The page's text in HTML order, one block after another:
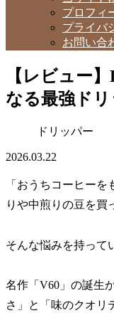
プロフィ
プライバ
お問い合
【レビュー
なる最強ド
ドリッパー
2026.03.22
「おうちコーヒー
りや中煎りの豆を買
そんな悩みを持って
名作「V60」の誕生
さ」と「味のクオリ